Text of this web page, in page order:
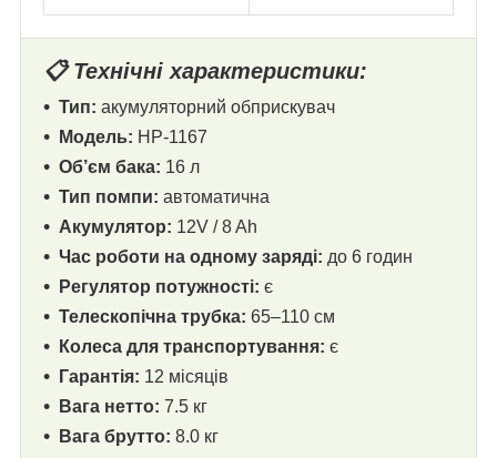
📋 Технічні характеристики:
Тип: акумуляторний обприскувач
Модель: HP-1167
Об’єм бака: 16 л
Тип помпи: автоматична
Акумулятор: 12V / 8 Ah
Час роботи на одному заряді: до 6 годин
Регулятор потужності: є
Телескопічна трубка: 65–110 см
Колеса для транспортування: є
Гарантія: 12 місяців
Вага нетто: 7.5 кг
Вага брутто: 8.0 кг